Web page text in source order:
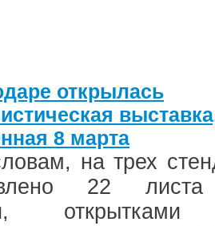
открылась
8 марта
на трех
22